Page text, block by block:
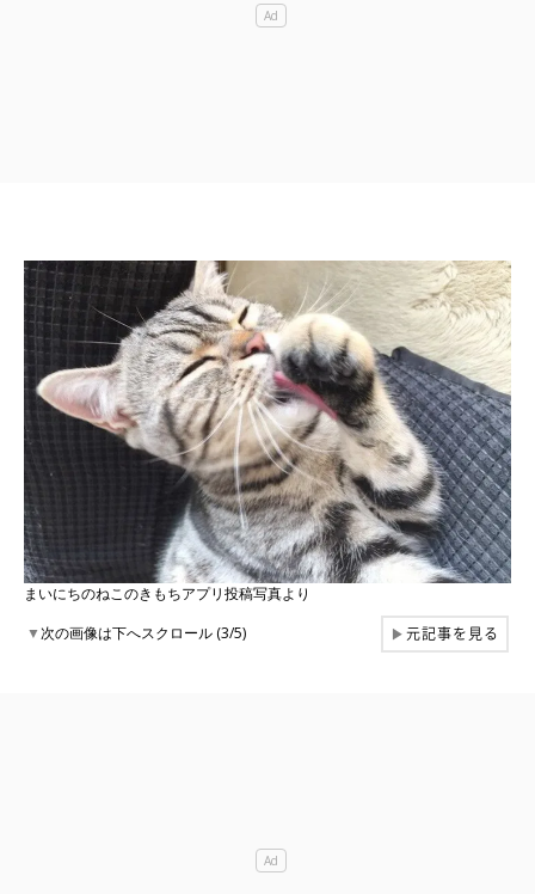
まいにちのねこのきもちアプリ投稿写真より
▼次の画像は下へスクロール (3/5) ▶元記事を見る